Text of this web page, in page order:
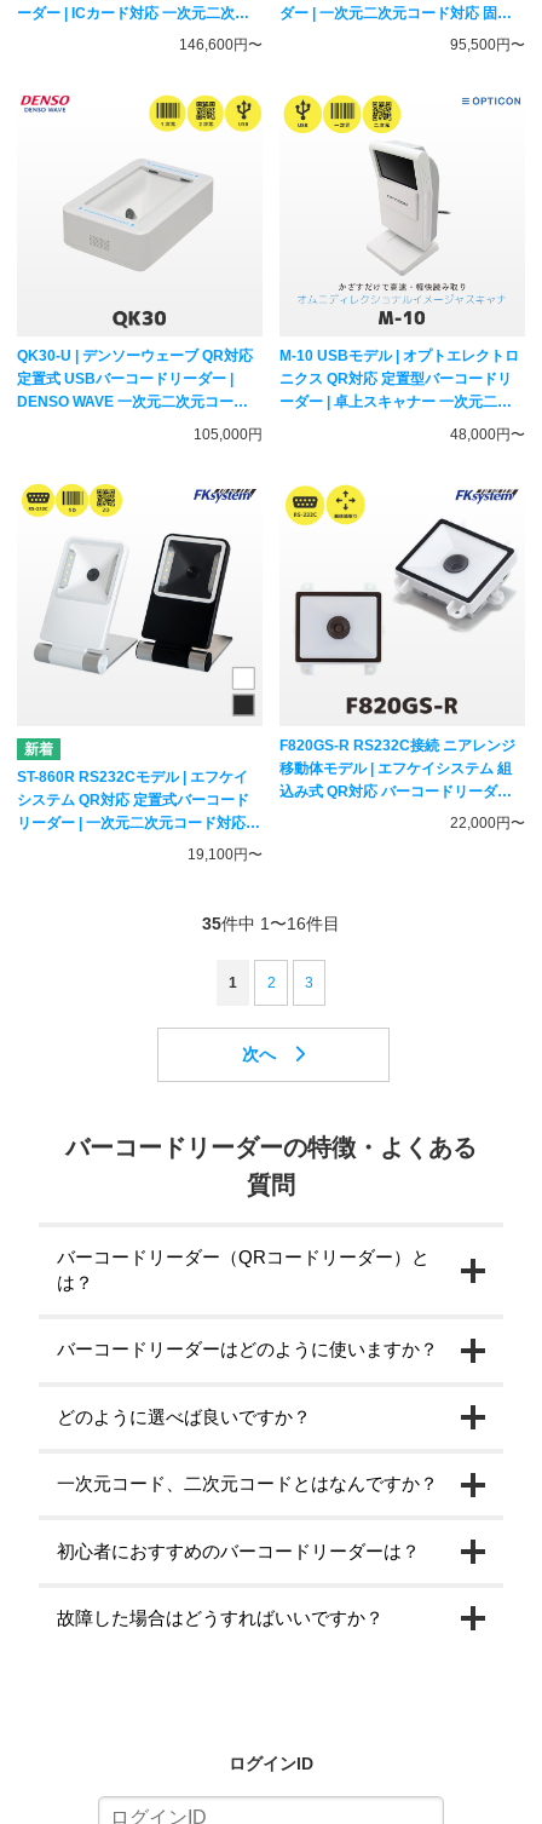
ーダー | ICカード対応 一次元二次元
コード対応 ハンディスキャナー
146,600円〜
ダー | 一次元二次元コード対応 固定
式スキャナー DENSO WAVE
95,500円〜
QK30-U | デンソーウェーブ QR対応
定置式 USBバーコードリーダー |
DENSO WAVE 一次元二次元コード
105,000円
M-10 USBモデル | オプトエレクトロ
ニクス QR対応 定置型バーコードリ
ーダー | 卓上スキャナー 一次元二次
元コード対応 ハンディスキャナー
48,000円〜
ST-860R RS232Cモデル | エフケイ
システム QR対応 定置式バーコード
リーダー | 一次元二次元コード対応
固定スキャナー Fksystem
19,100円〜
F820GS-R RS232C接続 ニアレンジ
移動体モデル | エフケイシステム 組
込み式 QR対応 バーコードリーダー
薄型 | 一次元二次元コード対応 固定
22,000円〜
35件中 1〜16件目
1 2 3
バーコードリーダーの特徴・よくある
質問
バーコードリーダー（QRコードリーダー）と
は？
バーコードリーダーはどのように使いますか？
どのように選べば良いですか？
一次元コード、二次元コードとはなんですか？
初心者におすすめのバーコードリーダーは？
故障した場合はどうすればいいですか？
ログインID